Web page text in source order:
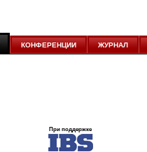
КОНФЕРЕНЦИИ ЖУРНАЛ
При поддержке